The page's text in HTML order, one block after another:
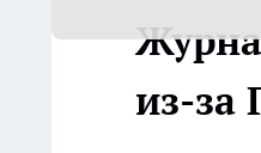
из-за